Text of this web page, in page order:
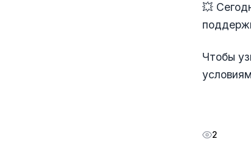
💥
Чтобы
2